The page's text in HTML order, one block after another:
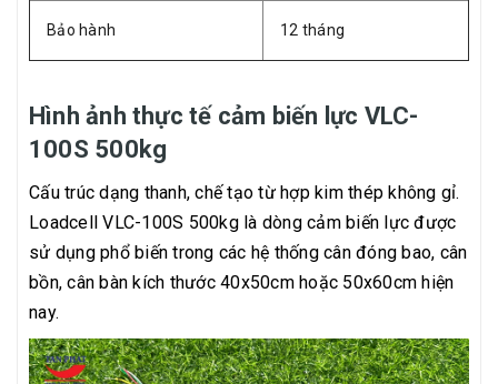
Bảo hành 12 tháng
Hình ảnh thực tế cảm biến lực VLC-
100S 500kg
Cấu trúc dạng thanh, chế tạo từ hợp kim thép không gỉ.
Loadcell VLC-100S 500kg là dòng cảm biến lực được
sử dụng phổ biến trong các hệ thống cân đóng bao, cân
bồn, cân bàn kích thước 40x50cm hoặc 50x60cm hiện
nay.